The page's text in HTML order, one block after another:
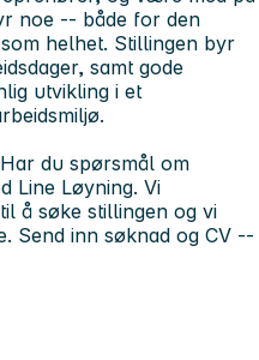
noe -- både for den
helhet. Stillingen byr
samt gode
utvikling i et
du spørsmål om
Line Løyning. Vi
å søke stillingen og vi
Send inn søknad og CV --